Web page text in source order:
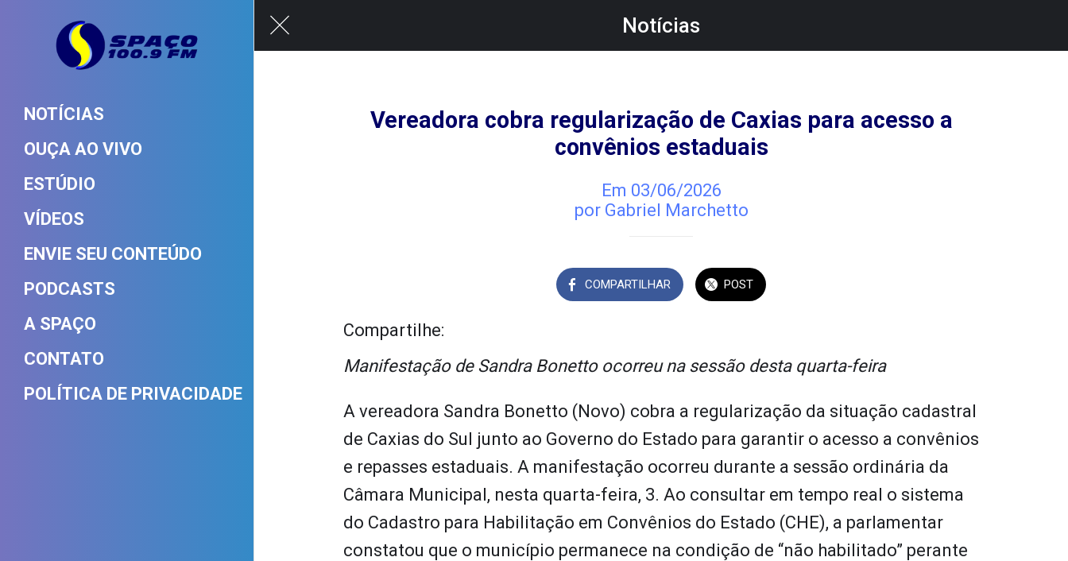
NOTÍCIAS
OUÇA AO VIVO
ESTÚDIO
VÍDEOS
ENVIE SEU CONTEÚDO
PODCASTS
A SPAÇO
CONTATO
POLÍTICA DE PRIVACIDADE
Notícias
Vereadora cobra regularização de Caxias para acesso a
convênios estaduais
Em 03/06/2026
por Gabriel Marchetto
COMPARTILHAR POST
Compartilhe:
Manifestação de Sandra Bonetto ocorreu na sessão desta quarta-feira
A vereadora Sandra Bonetto (Novo) cobra a regularização da situação cadastral
de Caxias do Sul junto ao Governo do Estado para garantir o acesso a convênios
e repasses estaduais. A manifestação ocorreu durante a sessão ordinária da
Câmara Municipal, nesta quarta-feira, 3. Ao consultar em tempo real o sistema
do Cadastro para Habilitação em Convênios do Estado (CHE), a parlamentar
constatou que o município permanece na condição de “não habilitado” perante